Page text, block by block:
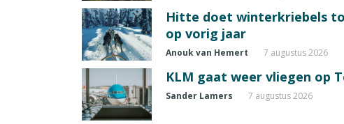
Hitte doet winterkriebels
op vorig jaar
Anouk van Hemert 7 augustus 2026
KLM gaat weer vliegen op
Sander Lamers 7 augustus 2026